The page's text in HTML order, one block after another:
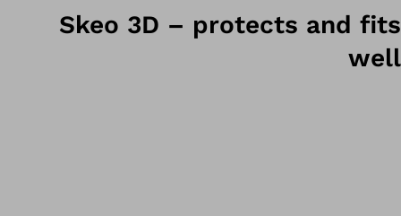
Skeo 3D – protects and fits
well